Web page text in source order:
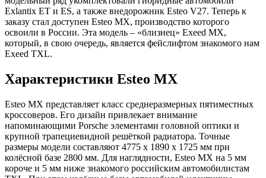
Exlantix ET и ES, а также внедорожник Esteo V27. Теперь к
заказу стал доступен Esteo MX, производство которого
освоили в России. Эта модель – «близнец» Exeed MX,
который, в свою очередь, является фейслифтом знакомого нам
Exeed TXL.
Характеристики Esteo MX
Esteo MX представляет класс среднеразмерных пятиместных
кроссоверов. Его дизайн привлекает внимание
напоминающими Porsche элементами головной оптики и
крупной трапециевидной решёткой радиатора. Точные
размеры модели составляют 4775 х 1890 х 1725 мм при
колёсной базе 2800 мм. Для наглядности, Esteo MX на 5 мм
короче и 5 мм ниже знакомого российским автомобилистам